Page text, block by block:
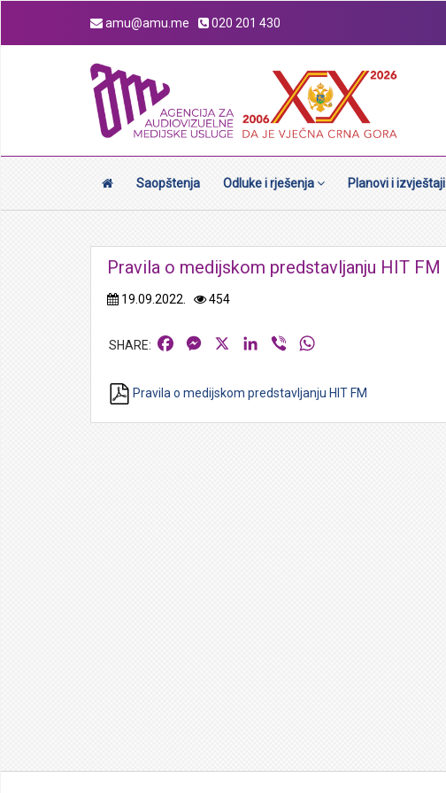
amu@amu.me 020 201 430
Saopštenja Odluke i rješenja Planovi i izvještaji
Pravila o medijskom predstavljanju HIT FM
19.09.2022. 454
FacebookMessengerLinkedIn
Viber
Pravila o medijskom predstavljanju HIT FM